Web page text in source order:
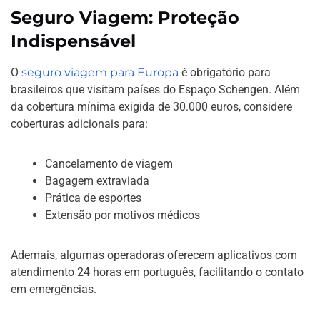
Seguro Viagem: Proteção
Indispensável
O seguro viagem para Europa é obrigatório para
brasileiros que visitam países do Espaço Schengen. Além
da cobertura mínima exigida de 30.000 euros, considere
coberturas adicionais para:
Cancelamento de viagem
Bagagem extraviada
Prática de esportes
Extensão por motivos médicos
Ademais, algumas operadoras oferecem aplicativos com
atendimento 24 horas em português, facilitando o contato
em emergências.